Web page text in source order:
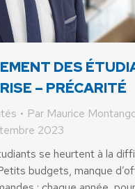
DES
– PRÉCARITÉ
Par Maurice
2023
se heurtent à la
budgets, manque